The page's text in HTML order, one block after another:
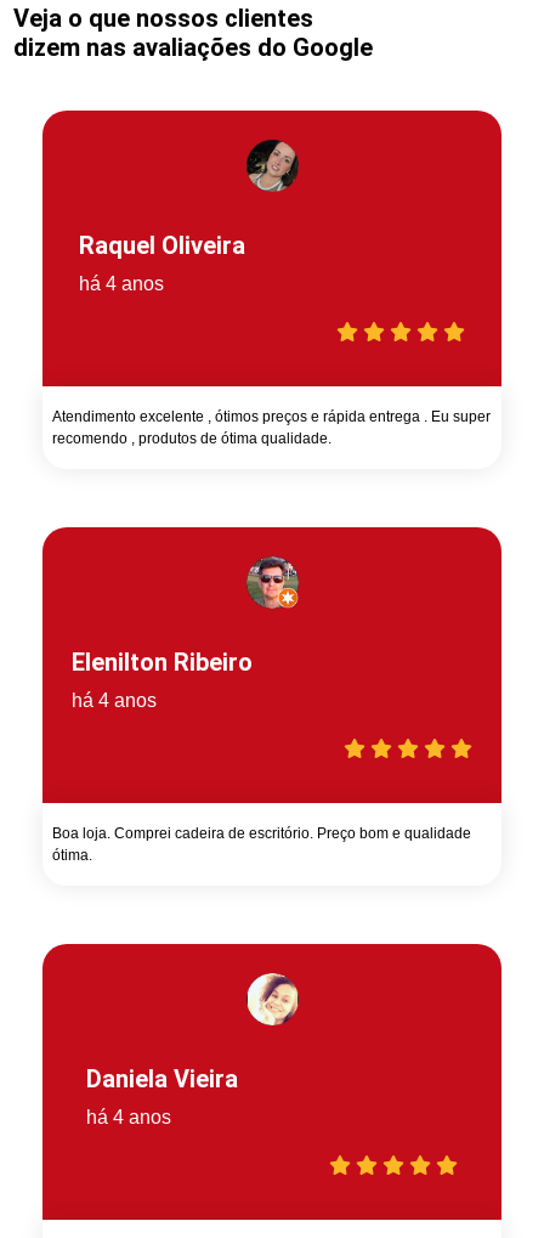
Veja o que nossos clientes
dizem nas avaliações do Google
Raquel Oliveira
há 4 anos
Atendimento excelente , ótimos preços e rápida entrega . Eu super
recomendo , produtos de ótima qualidade.
Elenilton Ribeiro
há 4 anos
Boa loja. Comprei cadeira de escritório. Preço bom e qualidade
ótima.
Daniela Vieira
há 4 anos